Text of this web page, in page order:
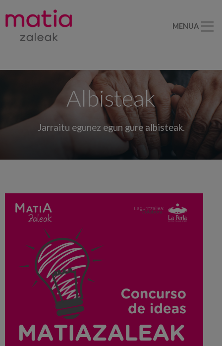
Albisteak
Jarraitu egunez egun gure albisteak.
MENUA